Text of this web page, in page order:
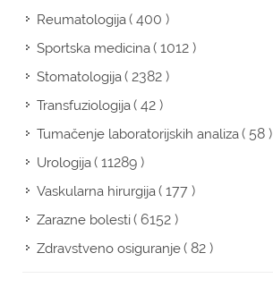
Reumatologija( 400 )
Sportska medicina( 1012 )
Stomatologija( 2382 )
Transfuziologija( 42 )
Tumačenje laboratorijskih analiza( 58 )
Urologija( 11289 )
Vaskularna hirurgija( 177 )
Zarazne bolesti( 6152 )
Zdravstveno osiguranje( 82 )